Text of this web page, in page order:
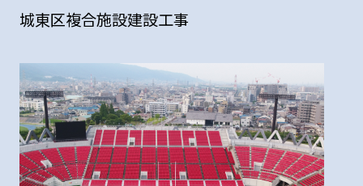
城東区複合施設建設工事